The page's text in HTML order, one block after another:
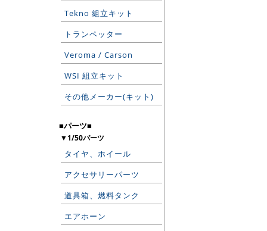
Tekno 組立キット
トランペッター
Veroma / Carson
WSI 組立キット
その他メーカー(キット)
■パーツ■
▼1/50パーツ
タイヤ、ホイール
アクセサリーパーツ
道具箱、燃料タンク
エアホーン